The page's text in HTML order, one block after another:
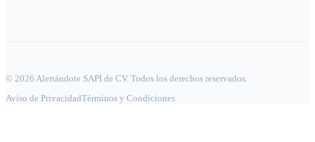
© 2026 Alertándote SAPI de CV. Todos los derechos reservados.
Aviso de PrivacidadTérminos y Condiciones